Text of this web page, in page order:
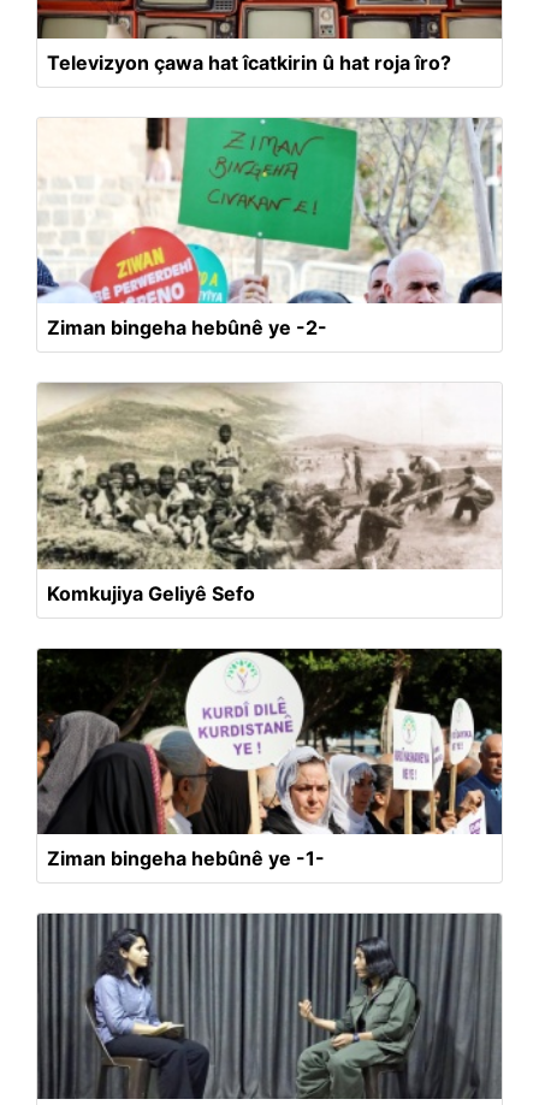
Televizyon çawa hat îcatkirin û hat roja îro?
Ziman bingeha hebûnê ye -2-
Komkujiya Geliyê Sefo
Ziman bingeha hebûnê ye -1-